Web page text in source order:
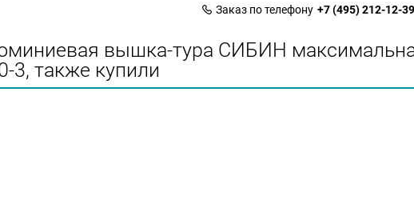
Заказ по телефону +7 (495) 212-12-39
вышка-тура СИБИН
3, также купили